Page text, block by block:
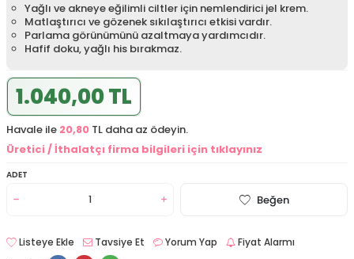
Yağlı ve akneye eğilimli ciltler için nemlendirici jel krem.
Matlaştırıcı ve gözenek sıkılaştırıcı etkisi vardır.
Parlama görünümünü azaltmaya yardımcıdır.
Hafif doku, yağlı his bırakmaz.
1.040,00 TL
Havale ile 20,80 TL daha az ödeyin.
Üretici / İthalatçı firma bilgileri için tıklayınız
ADET
Beğen
Listeye Ekle Tavsiye Et Yorum Yap Fiyat Alarmı